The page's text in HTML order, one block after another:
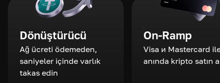
Dönüştürücü
Ağ ücreti ödemeden,
saniyeler içinde varlık
takas edin
On-Ramp
Visa и Mastercard
anında kripto satın